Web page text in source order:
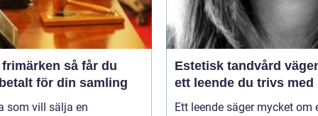
så får du
för din samling
som vill sälja en
Estetisk tandvård vägen till
ett leende du trivs med
Ett leende säger mycket om